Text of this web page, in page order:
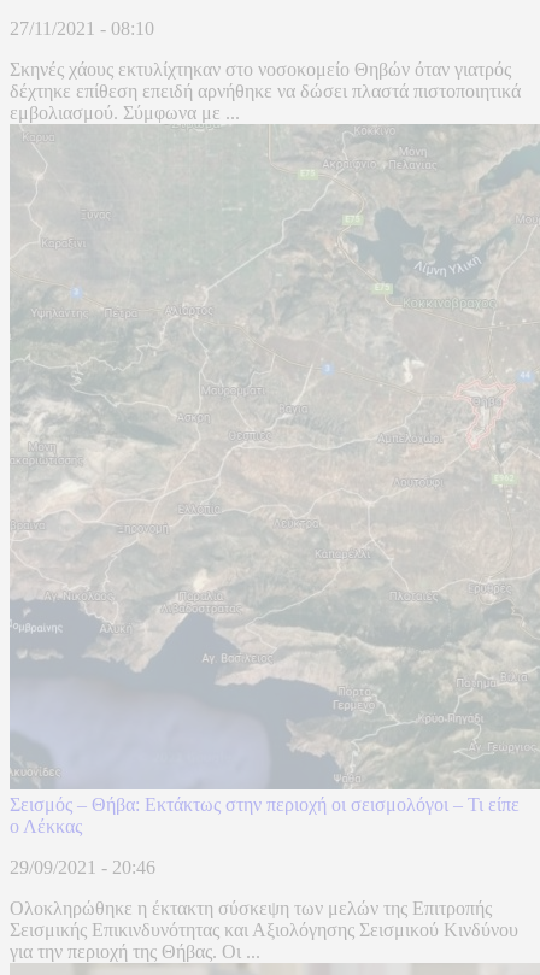
27/11/2021 - 08:10
Σκηνές χάους εκτυλίχτηκαν στο νοσοκομείο Θηβών όταν γιατρός
δέχτηκε επίθεση επειδή αρνήθηκε να δώσει πλαστά πιστοποιητικά
εμβολιασμού. Σύμφωνα με ...
Σεισμός – Θήβα: Εκτάκτως στην περιοχή οι σεισμολόγοι – Τι είπε
ο Λέκκας
29/09/2021 - 20:46
Ολοκληρώθηκε η έκτακτη σύσκεψη των μελών της Επιτροπής
Σεισμικής Επικινδυνότητας και Αξιολόγησης Σεισμικού Κινδύνου
για την περιοχή της Θήβας. Οι ...